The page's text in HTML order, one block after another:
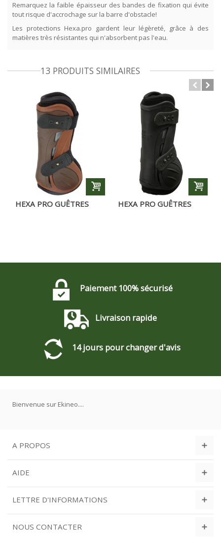
Remarquez la faible épaisseur des bandes de fixation qui évite
tout risque d'accrochage sur la barre d'obstacle!
Les protections Hexa.pro gardent leur légèreté, grâce à des
matières très résistantes qui n'absorbent pas l'eau.
13 PRODUITS SIMILAIRES
HEXA PRO GUÊTRES
HEXA PRO GUÊTRES
Paiement 100% sécurisé
Livraison rapide
14 jours pour changer d'avis
Bienvenue sur Ekineo....
A PROPOS
AIDE
LETTRE D'INFORMATIONS
NOUS CONTACTER